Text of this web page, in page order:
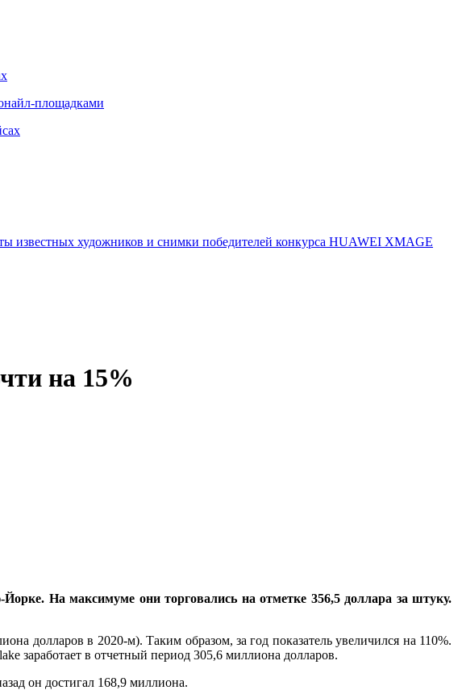
площадками
известных художников и снимки победителей конкурса HUAWEI XMAGE
на 15%
На максимуме они торговались на отметке 356,5 доллара за штуку.
долларов в 2020-м). Таким образом, за год показатель увеличился на 110%.
заработает в отчетный период 305,6 миллиона долларов.
он достигал 168,9 миллиона.